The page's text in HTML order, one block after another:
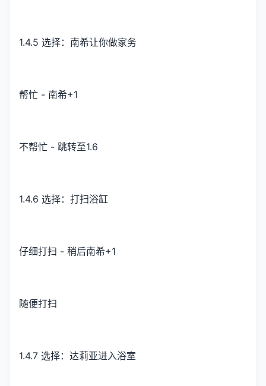
1.4.5 选择：南希让你做家务
帮忙 - 南希+1
不帮忙 - 跳转至1.6
1.4.6 选择：打扫浴缸
仔细打扫 - 稍后南希+1
随便打扫
1.4.7 选择：达莉亚进入浴室